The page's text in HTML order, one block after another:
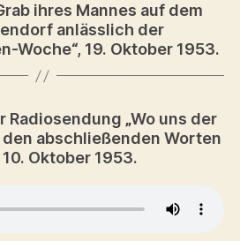
ihres Mannes auf dem
anlässlich der
Woche“, 19. Oktober 1953.
„Wo uns der
abschließenden Worten
Oktober 1953.